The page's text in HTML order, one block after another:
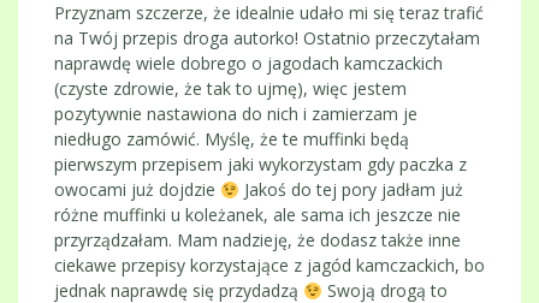
Przyznam szczerze, że idealnie udało mi się teraz trafić
na Twój przepis droga autorko! Ostatnio przeczytałam
naprawdę wiele dobrego o jagodach kamczackich
(czyste zdrowie, że tak to ujmę), więc jestem
pozytywnie nastawiona do nich i zamierzam je
niedługo zamówić. Myślę, że te muffinki będą
pierwszym przepisem jaki wykorzystam gdy paczka z
owocami już dojdzie
Jakoś do tej pory jadłam już
różne muffinki u koleżanek, ale sama ich jeszcze nie
przyrządzałam. Mam nadzieję, że dodasz także inne
ciekawe przepisy korzystające z jagód kamczackich, bo
jednak naprawdę się przydadzą
Swoją drogą to